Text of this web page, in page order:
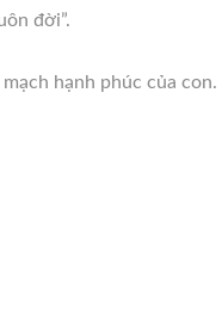
đời”.
hạnh phúc của con.